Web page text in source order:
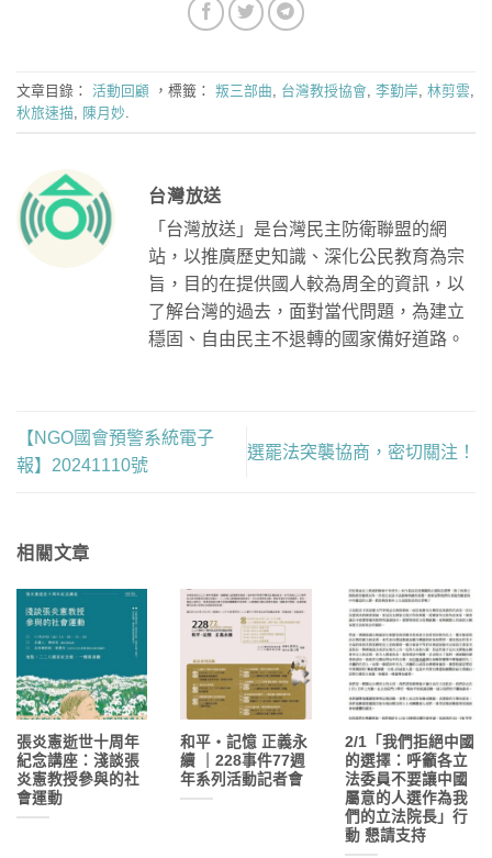
文章目錄： 活動回顧 ，標籤： 叛三部曲 台灣教授協會 李勤岸 林剪雲
秋旅速描 陳月妙
台灣放送
「台灣放送」是台灣民主防衛聯盟的網
站，以推廣歷史知識、深化公民教育為宗
旨，目的在提供國人較為周全的資訊，以
了解台灣的過去，面對當代問題，為建立
穩固、自由民主不退轉的國家備好道路。
【NGO國會預警系統電子
報】20241110號
選罷法突襲協商，密切關注！
相關文章
張炎憲逝世十周年
紀念講座：淺談張
炎憲教授參與的社
會運動
和平・記憶 正義永
續 ｜228事件77週
年系列活動記者會
2/1「我們拒絕中國
的選擇：呼籲各立
法委員不要讓中國
屬意的人選作為我
們的立法院長」行
動 懇請支持